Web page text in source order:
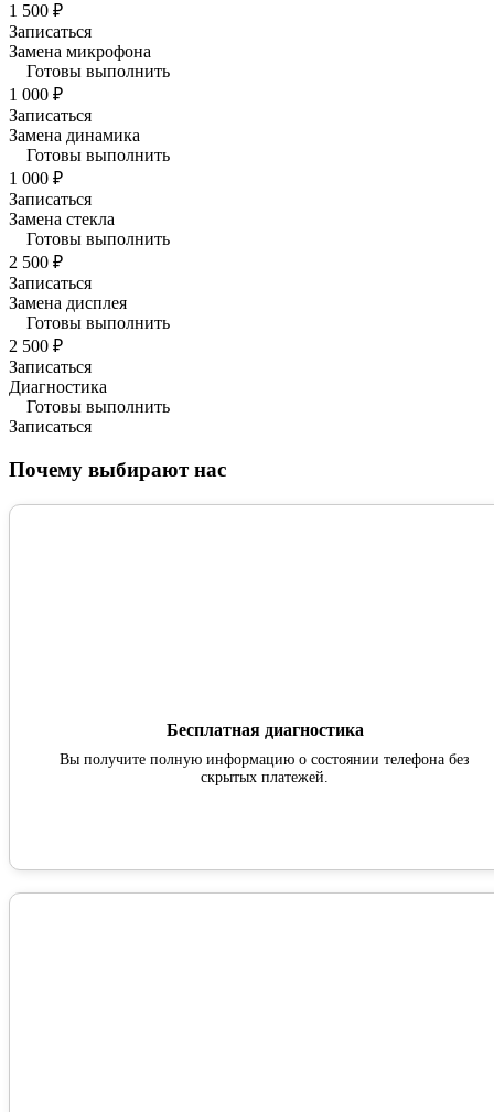
1 500 ₽
Записаться
Замена микрофона
Готовы выполнить
1 000 ₽
Записаться
Замена динамика
Готовы выполнить
1 000 ₽
Записаться
Замена стекла
Готовы выполнить
2 500 ₽
Записаться
Замена дисплея
Готовы выполнить
2 500 ₽
Записаться
Диагностика
Готовы выполнить
Записаться
Почему выбирают нас
Бесплатная диагностика
Вы получите полную информацию о состоянии телефона без
скрытых платежей.